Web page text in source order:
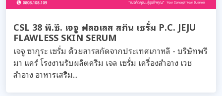
CSL 38 พี.ซี. เจจู ฟลอเลส สกิน เซรั่ม P.C. JEJU
FLAWLESS SKIN SERUM
เจจู ซากุระ เซรั่ม ด้วยสารสกัดจากประเทศเกาหลี - บริษัทพรี
มา แคร์ โรงงานรับผลิตครีม เจล เซรั่ม เครื่องสำอาง เวช
สำอาง อาหารเสริม...